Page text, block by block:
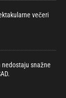
večeri
snažne